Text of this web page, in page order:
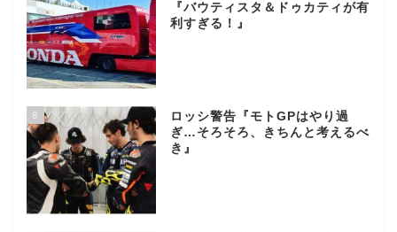
『バウティスタ＆ドゥカティが有
利すぎる！』
8
ロッシ警告『モトGPはやり過
ぎ…そろそろ、きちんと考えるべ
き』